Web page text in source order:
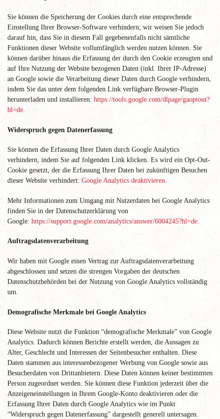
Sie können die Speicherung der Cookies durch eine entsprechende
Einstellung Ihrer Browser-Software verhindern; wir weisen Sie jedoch
darauf hin, dass Sie in diesem Fall gegebenenfalls nicht sämtliche
Funktionen dieser Website vollumfänglich werden nutzen können. Sie
können darüber hinaus die Erfassung der durch den Cookie erzeugten und
auf Ihre Nutzung der Website bezogenen Daten (inkl. Ihrer IP-Adresse)
an Google sowie die Verarbeitung dieser Daten durch Google verhindern,
indem Sie das unter dem folgenden Link verfügbare Browser-Plugin
herunterladen und installieren: https://tools.google.com/dlpage/gaoptout?
hl=de.
Widerspruch gegen Datenerfassung
Sie können die Erfassung Ihrer Daten durch Google Analytics
verhindern, indem Sie auf folgenden Link klicken. Es wird ein Opt-Out-
Cookie gesetzt, der die Erfassung Ihrer Daten bei zukünftigen Besuchen
dieser Website verhindert: Google Analytics deaktivieren.
Mehr Informationen zum Umgang mit Nutzerdaten bei Google Analytics
finden Sie in der Datenschutzerklärung von
Google: https://support.google.com/analytics/answer/6004245?hl=de
Auftragsdatenverarbeitung
Wir haben mit Google einen Vertrag zur Auftragsdatenverarbeitung
abgeschlossen und setzen die strengen Vorgaben der deutschen
Datenschutzbehörden bei der Nutzung von Google Analytics vollständig
um.
Demografische Merkmale bei Google Analytics
Diese Website nutzt die Funktion “demografische Merkmale” von Google
Analytics. Dadurch können Berichte erstellt werden, die Aussagen zu
Alter, Geschlecht und Interessen der Seitenbesucher enthalten. Diese
Daten stammen aus interessenbezogener Werbung von Google sowie aus
Besucherdaten von Drittanbietern. Diese Daten können keiner bestimmten
Person zugeordnet werden. Sie können diese Funktion jederzeit über die
Anzeigeneinstellungen in Ihrem Google-Konto deaktivieren oder die
Erfassung Ihrer Daten durch Google Analytics wie im Punkt
“Widerspruch gegen Datenerfassung” dargestellt generell untersagen.